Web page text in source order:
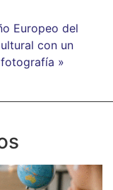
Europeo del
con un
»